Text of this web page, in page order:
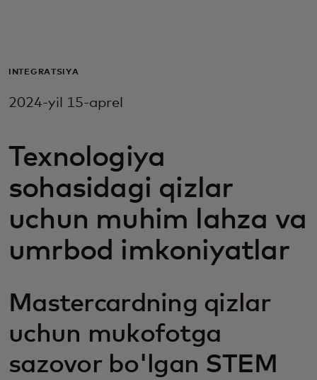
Biznes uchun
Innovatorlar uchun
Yangiliklar va trendlar
INTEGRATSIYA
2024-yil 15-aprel
Texnologiya
sohasidagi qizlar
uchun muhim lahza va
umrbod imkoniyatlar
Mastercardning qizlar
uchun mukofotga
sazovor bo'lgan STEM